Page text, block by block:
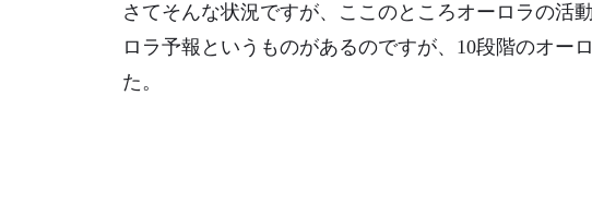
さてそんな状況ですが、ここのところオーロラの活
ロラ予報というものがあるのですが、10段階のオー
た。